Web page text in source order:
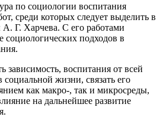
по социологии воспитания
среди которых следует выделить в
Г. Харчева. С его работами
социологических подходов в
зависимость, воспитания от всей
жизни, связать его
как макро-, так и микросреды,
на дальнейшее развитие